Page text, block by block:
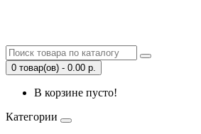
0 товар(ов) - 0.00 р.
В корзине пусто!
Категории